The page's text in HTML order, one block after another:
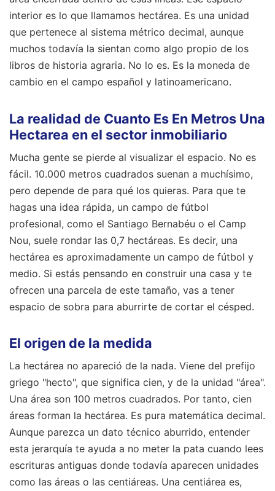
interior es lo que llamamos hectárea. Es una unidad
que pertenece al sistema métrico decimal, aunque
muchos todavía la sientan como algo propio de los
libros de historia agraria. No lo es. Es la moneda de
cambio en el campo español y latinoamericano.
La realidad de Cuanto Es En Metros Una
Hectarea en el sector inmobiliario
Mucha gente se pierde al visualizar el espacio. No es
fácil. 10.000 metros cuadrados suenan a muchísimo,
pero depende de para qué los quieras. Para que te
hagas una idea rápida, un campo de fútbol
profesional, como el Santiago Bernabéu o el Camp
Nou, suele rondar las 0,7 hectáreas. Es decir, una
hectárea es aproximadamente un campo de fútbol y
medio. Si estás pensando en construir una casa y te
ofrecen una parcela de este tamaño, vas a tener
espacio de sobra para aburrirte de cortar el césped.
El origen de la medida
La hectárea no apareció de la nada. Viene del prefijo
griego "hecto", que significa cien, y de la unidad "área".
Una área son 100 metros cuadrados. Por tanto, cien
áreas forman la hectárea. Es pura matemática decimal.
Aunque parezca un dato técnico aburrido, entender
esta jerarquía te ayuda a no meter la pata cuando lees
escrituras antiguas donde todavía aparecen unidades
como las áreas o las centiáreas. Una centiárea es,